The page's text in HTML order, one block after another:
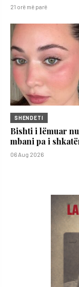
21 orë më parë
SHENDETI
Bishti i lëmuar
mbani pa i
06 Aug 2026